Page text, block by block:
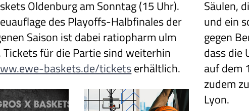
Oldenburg am Sonntag (15 Uhr).
des Playoffs-Halbfinales der
Saison ist dabei ratiopharm ulm
Tickets für die Partie sind weiterhin
baskets.de/ticketserhältlich.
Säulen,
und ein
gegen
dass die
auf dem
zudem
Lyon.